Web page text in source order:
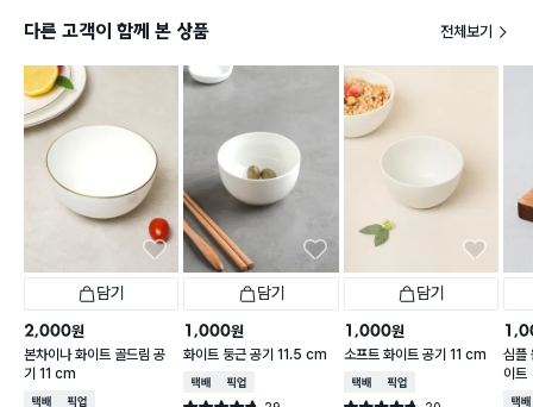
다른 고객이 함께 본 상품 전체보기
담기
2,000원
본차이나 화이트 골드림 공
기 11 cm
택배배송매장픽업
담기
1,000원
화이트 둥근 공기 11.5 cm
택배배송매장픽업
담기
1,000원
소프트 화이트 공기 11 cm
택배배송매장픽업
심플
이트
택배